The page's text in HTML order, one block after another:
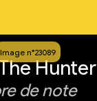
Image n°23089
Hunter
de note